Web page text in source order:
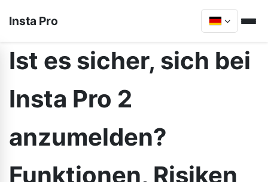
Insta Pro
Ist es sicher, sich bei
Insta Pro 2
anzumelden?
Funktionen, Risiken